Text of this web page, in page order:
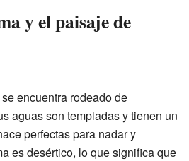
y el paisaje de
encuentra rodeado de
aguas son templadas y tienen un
perfectas para nadar y
es desértico, lo que significa que